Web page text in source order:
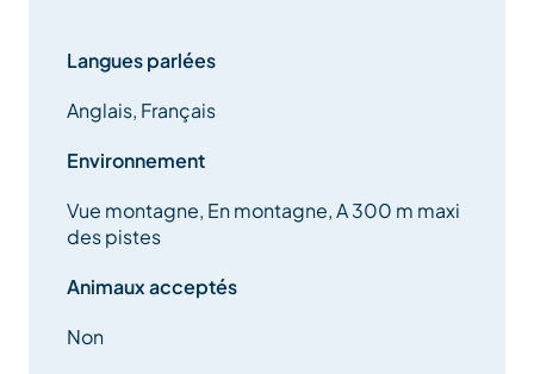
Langues parlées
Anglais, Français
Environnement
Vue montagne, En montagne, A 300 m maxi
des pistes
Animaux acceptés
Non